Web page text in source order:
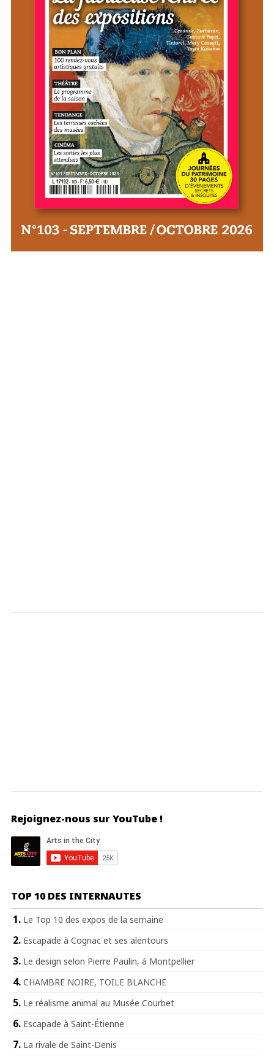
Rejoignez-nous sur YouTube !
TOP 10 DES INTERNAUTES
Le Top 10 des expos de la semaine
Escapade à Cognac et ses alentours
Le design selon Pierre Paulin, à Montpellier
CHAMBRE NOIRE, TOILE BLANCHE
Le réalisme animal au Musée Courbet
Escapade à Saint-Étienne
La rivale de Saint-Denis